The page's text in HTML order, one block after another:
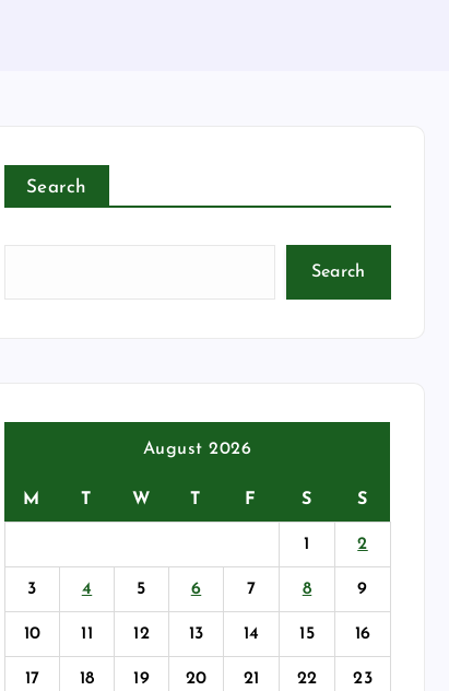
Search
Search
August 2026
M T W T F S S
1 2
3 4 5 6 7 8 9
10 11 12 13 14 15 16
17 18 19 20 21 22 23